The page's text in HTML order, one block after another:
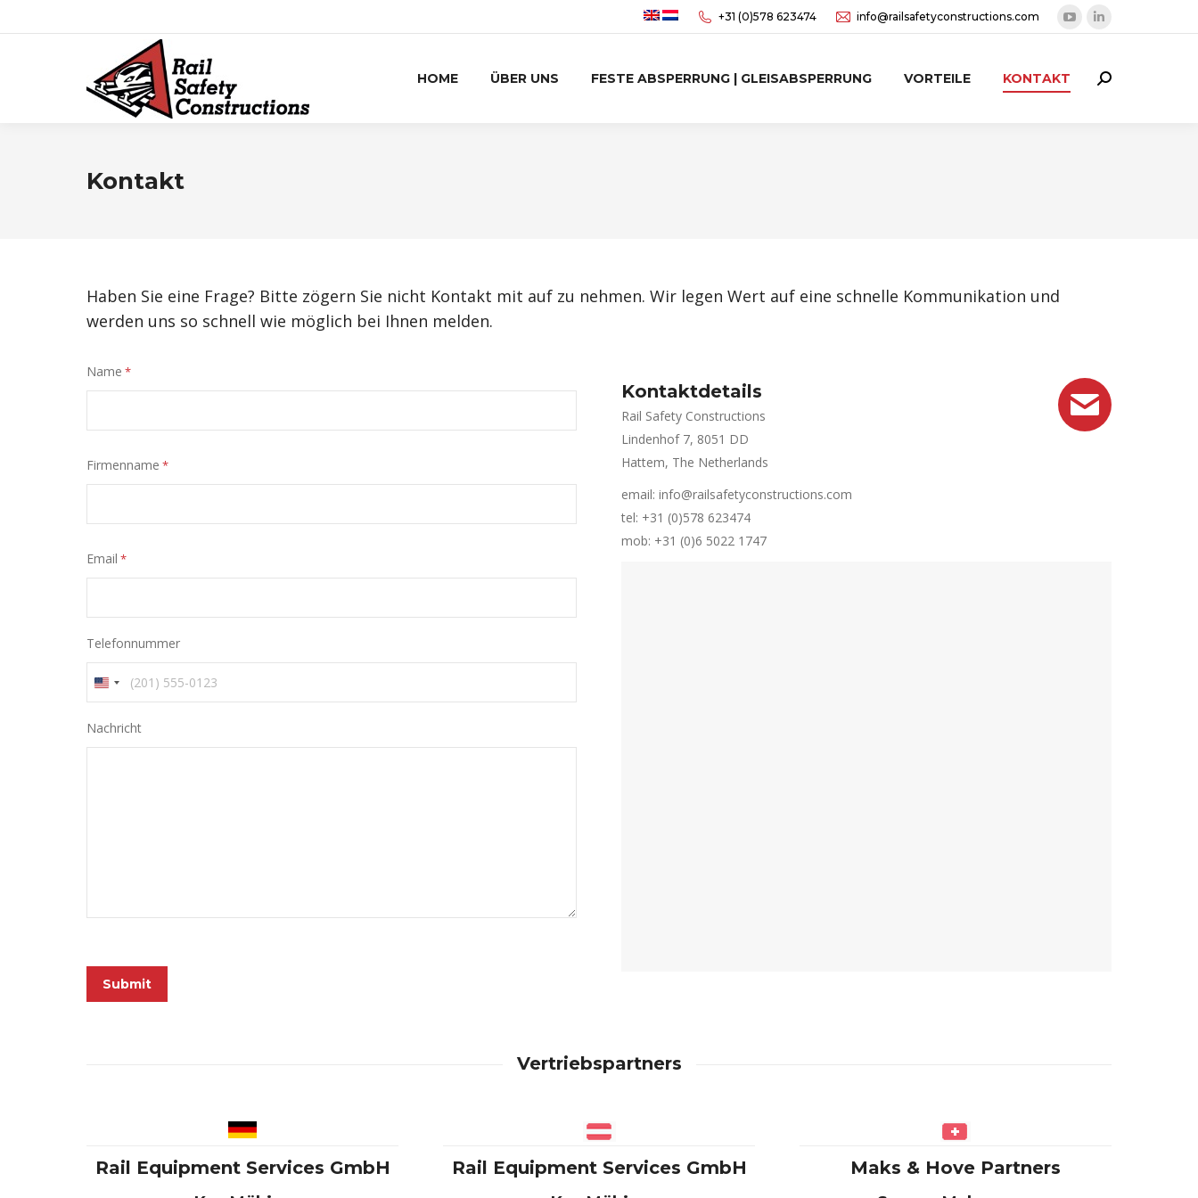
+31 (0)578 623474 info@railsafetyconstructions.com
opensopens
HOME ÜBER UNS FESTE ABSPERRUNG | GLEISABSPERRUNG VORTEILE KONTAKT Search:
Kontakt
Haben Sie eine Frage? Bitte zögern Sie nicht Kontakt mit auf zu nehmen. Wir legen Wert auf eine schnelle Kommunikation und
werden uns so schnell wie möglich bei Ihnen melden.
Name *
Firmenname *
Email *
Telefonnummer
Verenigde
+1
Nachricht
Kontaktdetails
Rail Safety Constructions
Lindenhof 7, 8051 DD
Hattem, The Netherlands
email: info@railsafetyconstructions.com
tel: +31 (0)578 623474
mob: +31 (0)6 5022 1747
Vertriebspartners
Rail Equipment Services GmbH Rail Equipment Services GmbH Maks & Hove Partners